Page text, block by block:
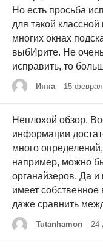
Но есть просьба
для такой
многих окнах
выбИрите. Не
исправить, то
Инна 15
Неплохой обзор.
информации
много определений,
например, можно
органайзеров. Да
имеет собственное
даже сравнить
Tutanhamon 24